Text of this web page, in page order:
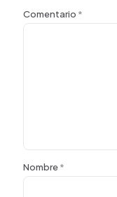
Comentario *
Nombre*